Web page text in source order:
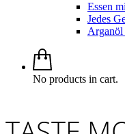
Essen
Jedes
Arganöl
No products in cart.